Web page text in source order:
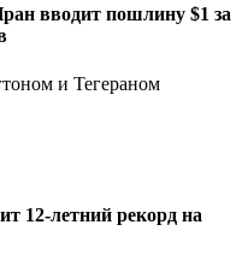
вводит пошлину $1 за
и Тегераном
12-летний рекорд на